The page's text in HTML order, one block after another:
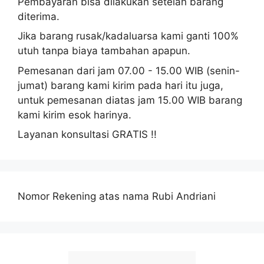
diterima.
Jika barang rusak/kadaluarsa kami ganti 100%
utuh tanpa biaya tambahan apapun.
Pemesanan dari jam 07.00 - 15.00 WIB (senin-
jumat) barang kami kirim pada hari itu juga,
untuk pemesanan diatas jam 15.00 WIB barang
kami kirim esok harinya.
Layanan konsultasi GRATIS !!
Nomor Rekening atas nama Rubi Andriani